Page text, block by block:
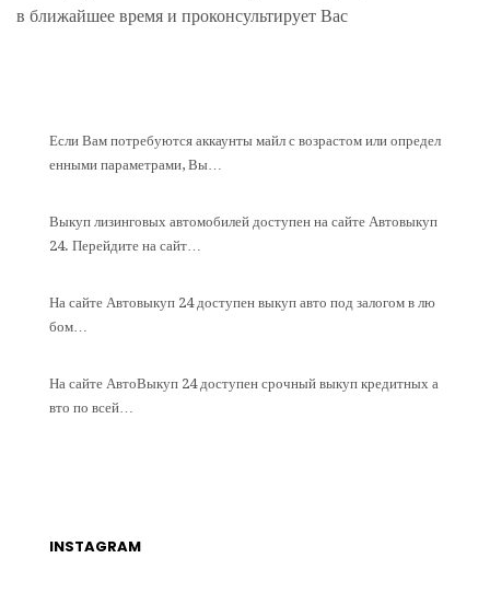
в ближайшее время и проконсультирует Вас
Если Вам потребуются аккаунты майл с возрастом или определ
енными параметрами, Вы…
Выкуп лизинговых автомобилей доступен на сайте Автовыкуп
24. Перейдите на сайт…
На сайте Автовыкуп 24 доступен выкуп авто под залогом в лю
бом…
На сайте АвтоВыкуп 24 доступен срочный выкуп кредитных а
вто по всей…
INSTAGRAM